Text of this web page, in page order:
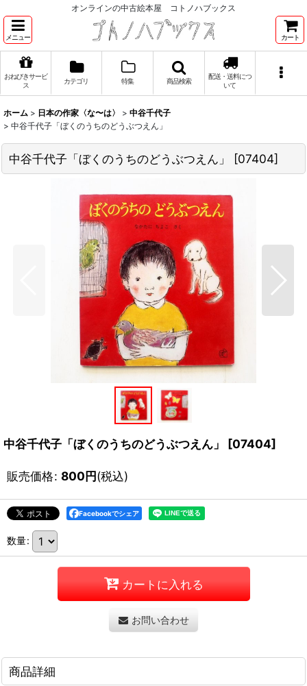
オンラインの中古絵本屋 コトノハブックス
メニュー カート
おねびきサービ
ス
カテゴリ 特集 商品検索
配送・送料につ
いて
ホーム > 日本の作家〈な〜は〉 > 中谷千代子
> 中谷千代子「ぼくのうちのどうぶつえん」
中谷千代子「ぼくのうちのどうぶつえん」 [07404]
中谷千代子「ぼくのうちのどうぶつえん」 [07404]
販売価格: 800円(税込)
Facebookでシェア
数量:
カートに入れる
お問い合わせ
商品詳細